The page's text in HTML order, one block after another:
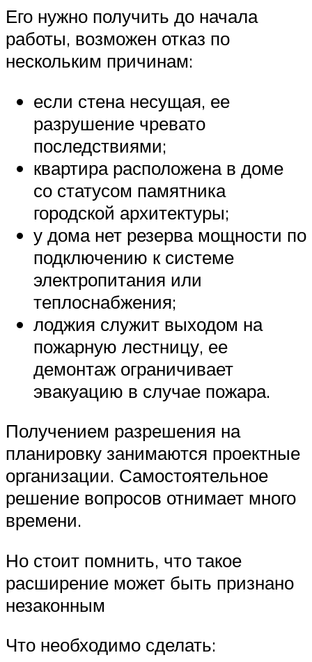
Его нужно получить до начала
работы, возможен отказ по
нескольким причинам:
если стена несущая, ее
разрушение чревато
последствиями;
квартира расположена в доме
со статусом памятника
городской архитектуры;
у дома нет резерва мощности по
подключению к системе
электропитания или
теплоснабжения;
лоджия служит выходом на
пожарную лестницу, ее
демонтаж ограничивает
эвакуацию в случае пожара.
Получением разрешения на
планировку занимаются проектные
организации. Самостоятельное
решение вопросов отнимает много
времени.
Но стоит помнить, что такое
расширение может быть признано
незаконным
Что необходимо сделать: